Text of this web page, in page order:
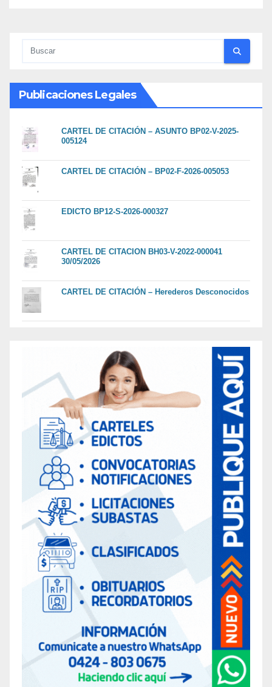
Publicaciones Legales
CARTEL DE CITACIÓN – ASUNTO BP02-V-2025-
005124
CARTEL DE CITACIÓN – BP02-F-2026-005053
EDICTO BP12-S-2026-000327
CARTEL DE CITACION BH03-V-2022-000041
30/05/2026
CARTEL DE CITACIÓN – Herederos Desconocidos